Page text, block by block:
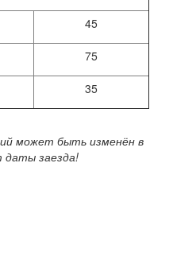
45
75
35
может быть изменён в
даты заезда!